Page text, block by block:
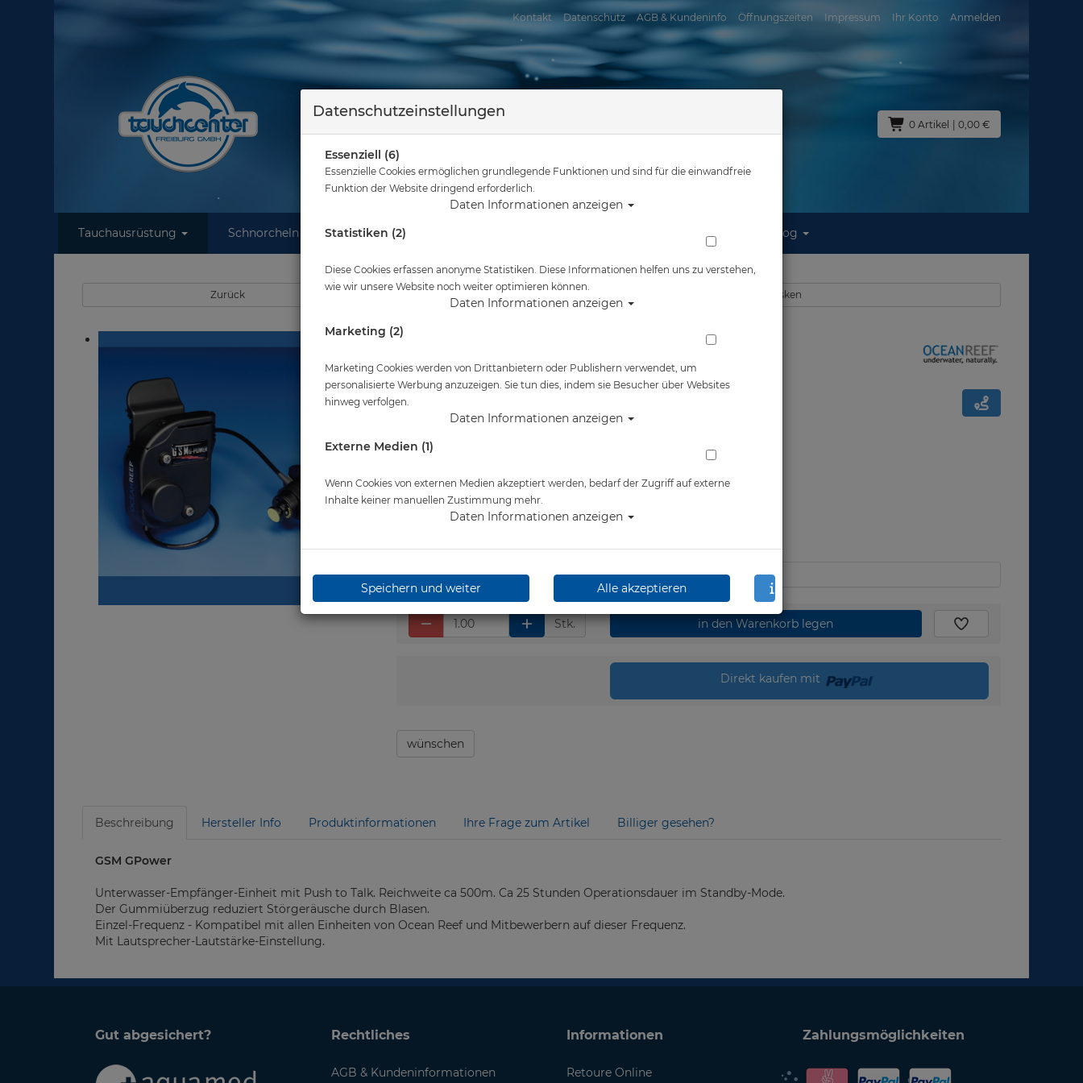
Kontakt Datenschutz AGB & Kundeninfo Öffnungszeiten Impressum Ihr Konto Anmelden
0 Artikel | 0,00 €
Tauchausrüstung Schnorcheln Wassersport Reisen Blog
Sie sind hier Tauchausrüstung GSM GPower #
Zurück Alle Artikel zeigen aus: Vollgesichtsmasken
GSM GPower #
Artikelnr.: or-033124
Herstellerpreis: 850,00 €
850,00 €*
Stk. in den Warenkorb legen
Direkt kaufen mit
wünschen
Beschreibung Hersteller Info Produktinformationen Ihre Frage zum Artikel Billiger gesehen?
GSM GPower
Unterwasser-Empfänger-Einheit mit Push to Talk. Reichweite ca 500m. Ca 25 Stunden Operationsdauer im Standby-Mode.
Der Gummiüberzug reduziert Störgeräusche durch Blasen.
Einzel-Frequenz - Kompatibel mit allen Einheiten von Ocean Reef und Mitbewerbern auf dieser Frequenz.
Mit Lautsprecher-Lautstärke-Einstellung.
Gut abgesichert? Rechtliches
AGB & Kundeninformationen
Informationen
Retoure Online
Zahlungsmöglichkeiten
Datenschutzeinstellungen
Essenziell (6)
Essenzielle Cookies ermöglichen grundlegende Funktionen und sind für die einwandfreie
Funktion der Website dringend erforderlich.
Daten Informationen anzeigen
Statistiken (2)
Diese Cookies erfassen anonyme Statistiken. Diese Informationen helfen uns zu verstehen,
wie wir unsere Website noch weiter optimieren können.
Daten Informationen anzeigen
Marketing (2)
Marketing Cookies werden von Drittanbietern oder Publishern verwendet, um
personalisierte Werbung anzuzeigen. Sie tun dies, indem sie Besucher über Websites
hinweg verfolgen.
Daten Informationen anzeigen
Externe Medien (1)
Wenn Cookies von externen Medien akzeptiert werden, bedarf der Zugriff auf externe
Inhalte keiner manuellen Zustimmung mehr.
Daten Informationen anzeigen
Speichern und weiter Alle akzeptieren